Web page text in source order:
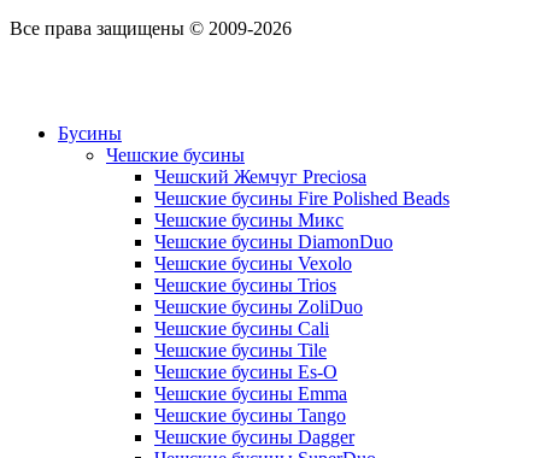
Все права защищены © 2009-2026
Бусины
Чешские бусины
Чешский Жемчуг Preciosa
Чешские бусины Fire Polished Beads
Чешские бусины Микс
Чешские бусины DiamonDuo
Чешские бусины Vexolo
Чешские бусины Trios
Чешские бусины ZoliDuo
Чешские бусины Cali
Чешские бусины Tile
Чешские бусины Es-O
Чешские бусины Emma
Чешские бусины Tango
Чешские бусины Dagger